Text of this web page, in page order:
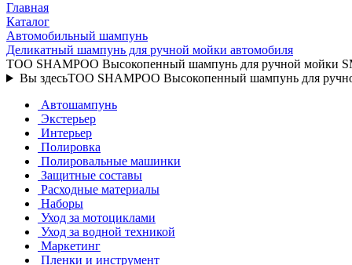
Главная
Каталог
Автомобильный шампунь
Деликатный шампунь для ручной мойки автомобиля
TOO SHAMPOO Высокопенный шампунь для ручной мойки
Вы здесьTOO SHAMPOO Высокопенный шампунь для
Автошампунь
Экстерьер
Интерьер
Полировка
Полировальные машинки
Защитные составы
Расходные материалы
Наборы
Уход за мотоциклами
Уход за водной техникой
Маркетинг
Пленки и инструмент